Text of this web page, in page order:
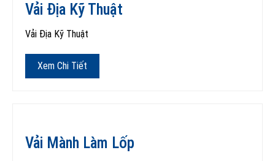
Vải Địa Kỹ Thuật
Vải Địa Kỹ Thuật
Xem Chi Tiết
Vải Mành Làm Lốp